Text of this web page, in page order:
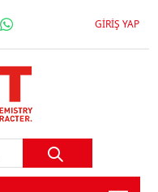
GIRIŞ YAP